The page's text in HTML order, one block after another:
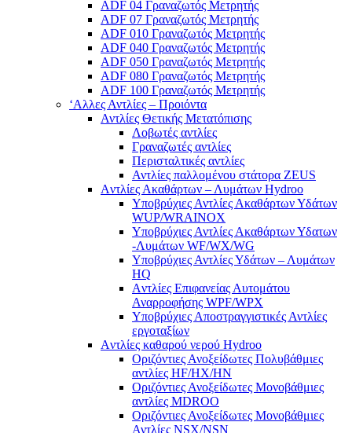
ADF 04 Γραναζωτός Μετρητής
ADF 07 Γραναζωτός Μετρητής
ADF 010 Γραναζωτός Μετρητής
ADF 040 Γραναζωτός Μετρητής
ADF 050 Γραναζωτός Μετρητής
ADF 080 Γραναζωτός Μετρητής
ADF 100 Γραναζωτός Μετρητής
‘Αλλες Αντλίες – Προιόντα
Αντλίες Θετικής Μετατόπισης
Λοβωτές αντλίες
Γραναζωτές αντλίες
Περισταλτικές αντλίες
Αντλίες παλλομένου στάτορα ZEUS
Aντλίες Ακαθάρτων – Λυμάτων Hydroo
Υποβρύχιες Αντλίες Ακαθάρτων Υδάτων
WUP/WRAINOX
Υποβρύχιες Αντλίες Ακαθάρτων Υδατων
-Λυμάτων WF/WX/WG
Yποβρύχιες Αντλίες Υδάτων – Λυμάτων
ΗQ
Aντλίες Επιφανείας Αυτομάτου
Αναρροφήσης WPF/WPX
Υποβρύχιες Αποστραγγιστικές Αντλίες
εργοταξίων
Aντλίες καθαρού νερού Ηydroo
Οριζόντιες Ανοξείδωτες Πολυβάθμιες
αντλίες ΗF/HX/HN
Οριζόντιες Ανοξείδωτες Μονοβάθμιες
αντλίες ΜDROO
Οριζόντιες Ανοξείδωτες Μονοβάθμιες
Αντλίες ΝSX/NSN